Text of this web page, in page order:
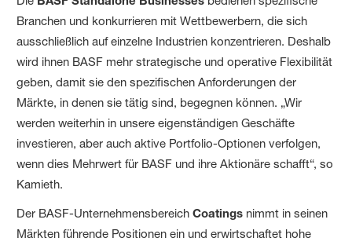
Branchen und konkurrieren mit Wettbewerbern, die sich
ausschließlich auf einzelne Industrien konzentrieren. Deshalb
wird ihnen BASF mehr strategische und operative Flexibilität
geben, damit sie den spezifischen Anforderungen der
Märkte, in denen sie tätig sind, begegnen können. „Wir
werden weiterhin in unsere eigenständigen Geschäfte
investieren, aber auch aktive Portfolio-Optionen verfolgen,
wenn dies Mehrwert für BASF und ihre Aktionäre schafft“, so
Kamieth.
Der BASF-UnternehmensbereichCoatings nimmt in seinen
Märkten führende Positionen ein und erwirtschaftet hohe